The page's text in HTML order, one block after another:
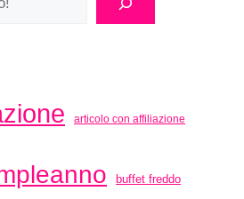
articolo con affiliazione
buffet freddo